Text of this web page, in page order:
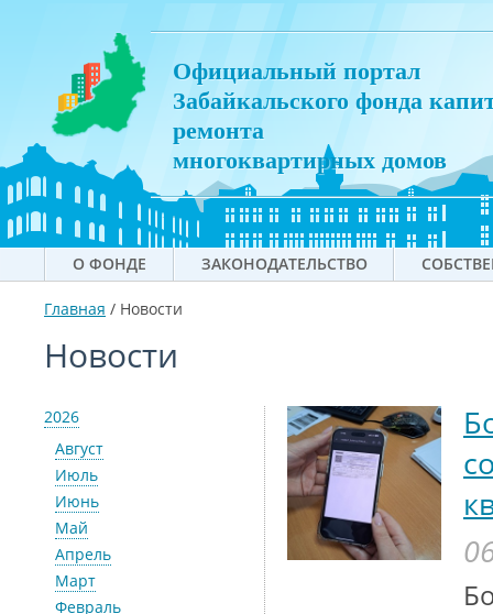
Официальный портал
Забайкальского фонда
ремонта
многоквартирных домов
О ФОНДЕ ЗАКОНОДАТЕЛЬСТВО
Главная / Новости
Новости
2026
Август
Июль
Июнь
Май
Апрель
Март
Февраль